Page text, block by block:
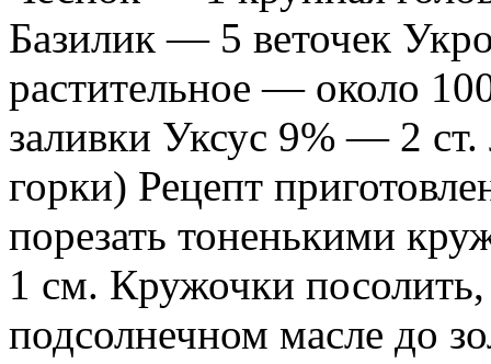
Базилик — 5 веточек
растительное — около
заливки Уксус 9% — 2
горки) Рецепт
порезать тоненькими
1 см. Кружочки
подсолнечном масле до